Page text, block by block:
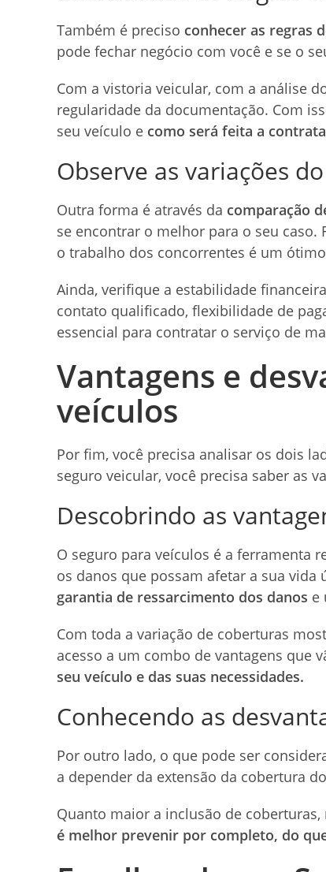
Também é preciso conhecer as regras
pode fechar negócio com você e se o
Com a vistoria veicular, com a análise
regularidade da documentação. Com
seu veículo e como será feita a
Observe as variações
Outra forma é através da comparação
se encontrar o melhor para o seu caso.
o trabalho dos concorrentes é um
Ainda, verifique a estabilidade
contato qualificado, flexibilidade de
essencial para contratar o serviço de
Vantagens e
veículos
Por fim, você precisa analisar os dois
seguro veicular, você precisa saber as
Descobrindo as
O seguro para veículos é a ferramenta
os danos que possam afetar a sua vida
garantia de ressarcimento dos danos e
Com toda a variação de coberturas
acesso a um combo de vantagens que
seu veículo e das suas necessidades.
Conhecendo as
Por outro lado, o que pode ser
a depender da extensão da cobertura
Quanto maior a inclusão de
é melhor prevenir por completo, do